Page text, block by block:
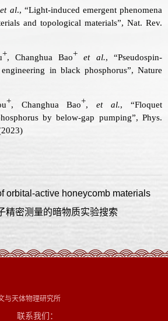
et al., “Light-induced emergent phenomena
and topological materials”, Nat. Rev.
+, Changhua Bao+ et al., “Pseudospin-
in black phosphorus”, Nature
+, Changhua Bao+,et al., “Floquet
by below-gap pumping”, Phys.
orbital-active honeycomb materials
精密测量的暗物质实验搜索
与天体物理研究所
联系我们：